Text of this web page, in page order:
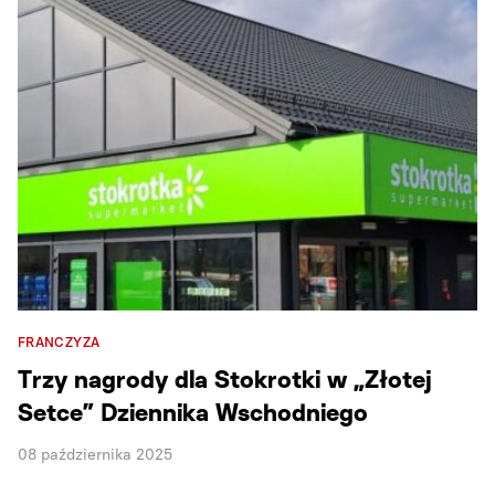
FRANCZYZA
Trzy nagrody dla Stokrotki w „Złotej
Setce” Dziennika Wschodniego
08 października 2025